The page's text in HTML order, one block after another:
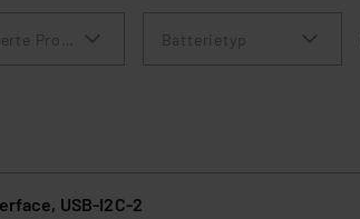
Produkte anzeigenBatterietyp
USB-I2C-2